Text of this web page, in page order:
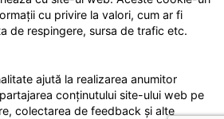
cu privire la valori, cum ar fi
de respingere, sursa de trafic etc.
ajută la realizarea anumitor
conținutului site-ului web pe
colectarea de feedback și alte